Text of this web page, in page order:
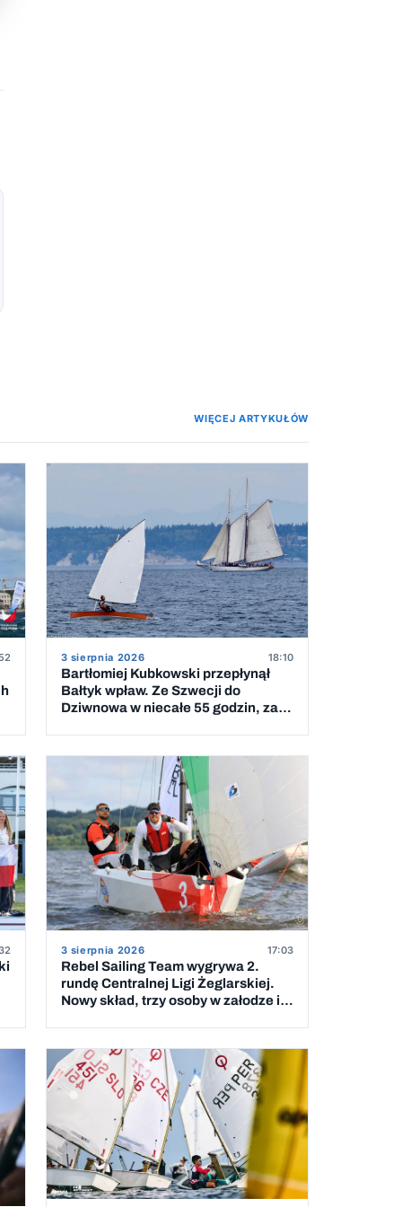
WIĘCEJ ARTYKUŁÓW
3 sierpnia 2026 18:10
Bartłomiej Kubkowski przepłynął
Bałtyk wpław. Ze Szwecji do
Dziwnowa w niecałe 55 godzin, za
3 sierpnia 2026 17:03
Rebel Sailing Team wygrywa 2.
rundę Centralnej Ligi Żeglarskiej.
Nowy skład, trzy osoby w załodze i 5